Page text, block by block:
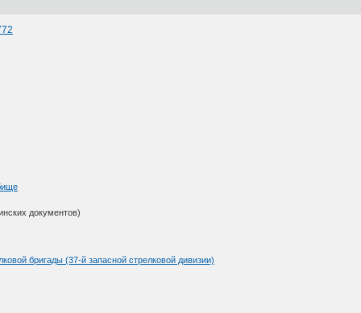
документов)
бригады (37-й запасной стрелковой дивизии)